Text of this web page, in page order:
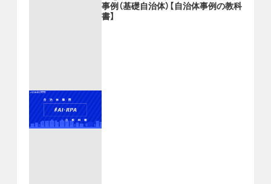
事例（基礎自治体）【自治体事例の教科
書】